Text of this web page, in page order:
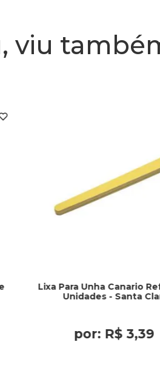
viu
Lixa Para Unha Canario
Unidades - Santa
por: R$ 3,39